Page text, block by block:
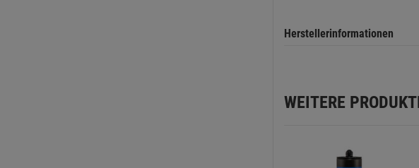
Herstellerinformationen
WEITERE